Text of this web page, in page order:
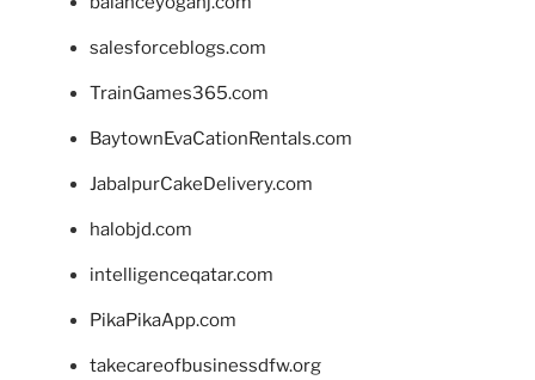
salesforceblogs.com
TrainGames365.com
BaytownEvaCationRentals.com
JabalpurCakeDelivery.com
halobjd.com
intelligenceqatar.com
PikaPikaApp.com
takecareofbusinessdfw.org